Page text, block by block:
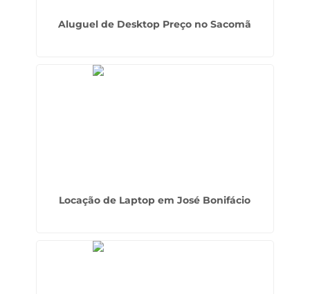
Aluguel de Desktop Preço no Sacomã
Locação de Laptop em José Bonifácio